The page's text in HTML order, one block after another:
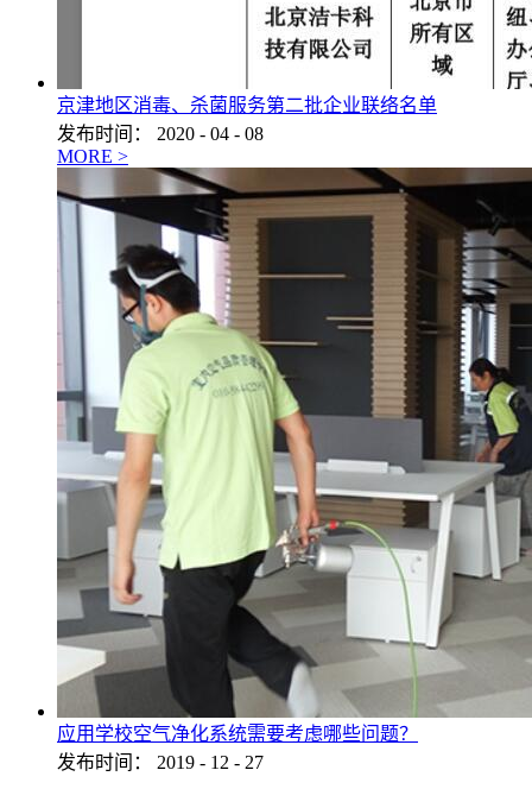
京津地区消毒、杀菌服务第二批企业联络名单
发布时间：
2020 - 04 - 08
MORE >
应用学校空气净化系统需要考虑哪些问题？
发布时间：
2019 - 12 - 27